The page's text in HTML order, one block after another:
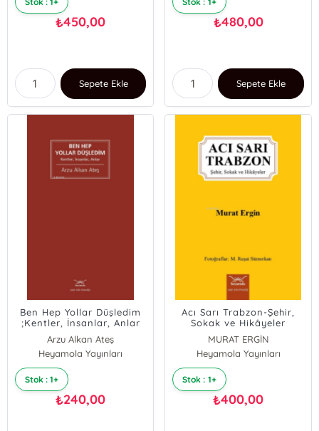
₺450,00
Sepete Ekle
₺480,00
Sepete Ekle
Ben Hep Yollar Düşledim
;Kentler, İnsanlar, Anlar
Arzu Alkan Ateş
Heyamola Yayınları
Stok : 1+
₺240,00
Acı Sarı Trabzon-Şehir,
Sokak ve Hikâyeler
MURAT ERGİN
Heyamola Yayınları
Stok : 1+
₺400,00